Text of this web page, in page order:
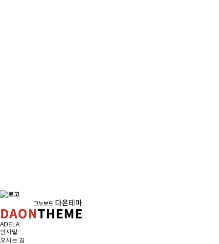
ADELA
인사말
오시는 길